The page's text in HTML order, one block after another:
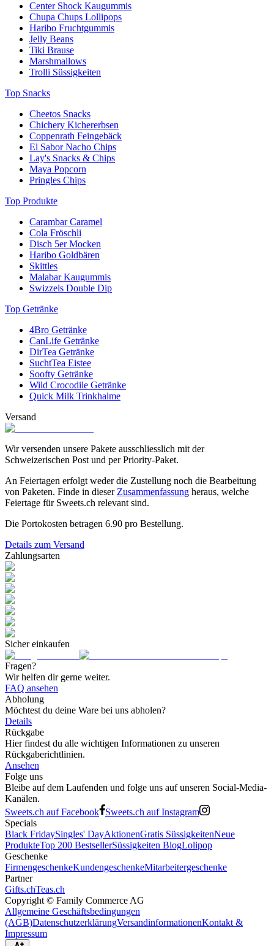
Center Shock Kaugummis
Chupa Chups Lollipops
Haribo Fruchtgummis
Jelly Beans
Tiki Brause
Marshmallows
Trolli Süssigkeiten
Top Snacks
Cheetos Snacks
Chichery Kichererbsen
Coppenrath Feingebäck
El Sabor Nacho Chips
Lay's Snacks & Chips
Maya Popcorn
Pringles Chips
Top Produkte
Carambar Caramel
Cola Fröschli
Disch 5er Mocken
Haribo Goldbären
Skittles
Malabar Kaugummis
Swizzels Double Dip
Top Getränke
4Bro Getränke
CanLife Getränke
DirTea Getränke
SuchtTea Eistee
Soofty Getränke
Wild Crocodile Getränke
Quick Milk Trinkhalme
Versand
Wir versenden unsere Pakete ausschliesslich mit der
Schweizerischen Post und per Priority-Paket.
An Feiertagen erfolgt weder die Zustellung noch die Bearbeitung
von Paketen. Finde in dieser Zusammenfassung heraus, welche
Feiertage für Sweets.ch relevant sind.
Die Portokosten betragen 6.90 pro Bestellung.
Details zum Versand
Zahlungsarten
Sicher einkaufen
Fragen?
Wir helfen dir gerne weiter.
FAQ ansehen
Abholung
Möchtest du deine Ware bei uns abholen?
Details
Rückgabe
Hier findest du alle wichtigen Informationen zu unseren
Rückgaberichtlinien.
Ansehen
Folge uns
Bleibe auf dem Laufenden und folge uns auf unseren Social-Media-
Kanälen.
Sweets.ch auf Facebook
Sweets.ch auf Instagram
Specials
Black FridaySingles' DayAktionenGratis SüssigkeitenNeue
ProdukteTop 200 BestsellerSüssigkeiten BlogLolipop
Geschenke
FirmengeschenkeKundengeschenkeMitarbeitergeschenke
Partner
Gifts.chTeas.ch
Copyright © Family Commerce AG
Allgemeine Geschäftsbedingungen
(AGB)DatenschutzerklärungVersandinformationenKontakt &
Impressum